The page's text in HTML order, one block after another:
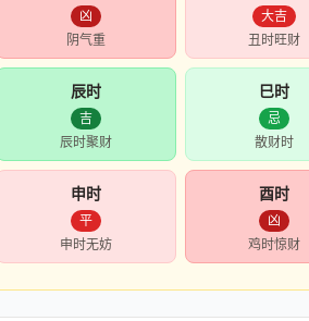
凶
阴气重
大吉
丑时旺财
辰时
吉
辰时聚财
巳时
忌
散财时
申时
平
申时无妨
酉时
凶
鸡时惊财